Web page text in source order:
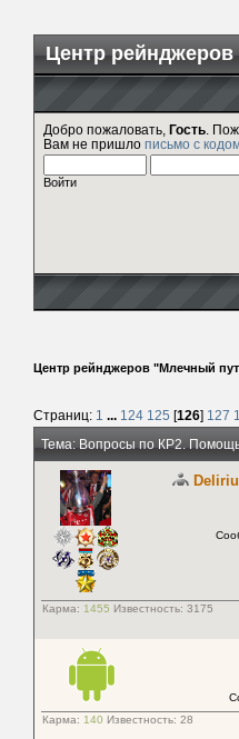
Центр
Добро пожаловать, Гость .
Вам не пришло письмо с
Войти
Центр рейнджеров "Млечный
Страниц: 1 ... 124 125 [126] 127
Тема: Вопросы по КР2.
Карма: 1455 Известность: 3175
Карма: 140 Известность: 28